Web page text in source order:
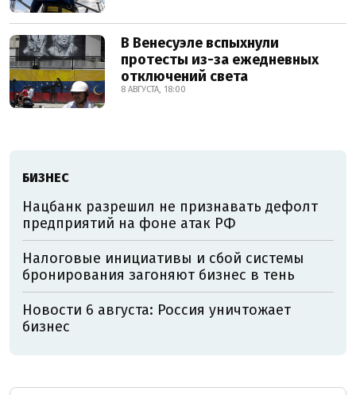
В Венесуэле вспыхнули
протесты из-за ежедневных
отключений света
8 АВГУСТА, 18:00
БИЗНЕС
Нацбанк разрешил не признавать дефолт
предприятий на фоне атак РФ
Налоговые инициативы и сбой системы
бронирования загоняют бизнес в тень
Новости 6 августа: Россия уничтожает
бизнес